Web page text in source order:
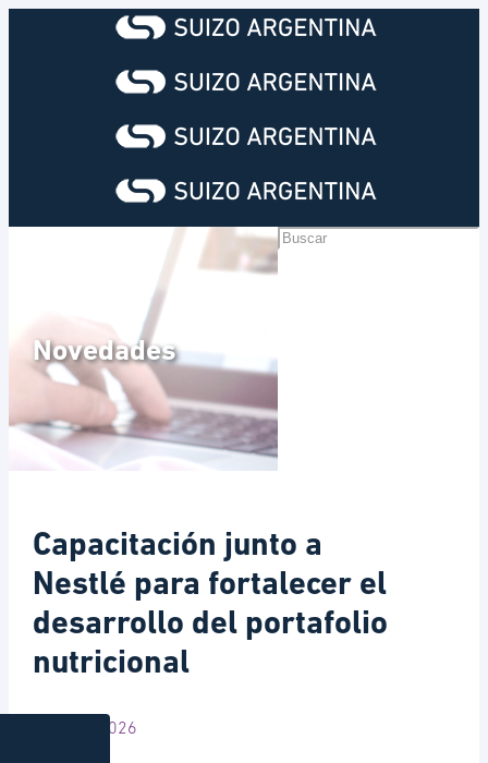
Novedades
Capacitación junto a
Nestlé para fortalecer el
desarrollo del portafolio
nutricional
17 abril, 2026